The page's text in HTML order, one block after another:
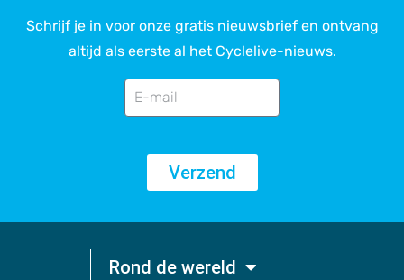
Schrijf je in voor onze gratis nieuwsbrief en ontvang
altijd als eerste al het Cyclelive-nieuws.
Verzend
Rond de wereld